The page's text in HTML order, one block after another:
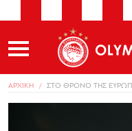
ΑΡΧΙΚΗ ΣΤΟ ΘΡΟΝΟ ΤΗΣ